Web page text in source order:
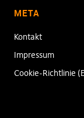
META
Kontakt
Impressum
Cookie-Richtlinie